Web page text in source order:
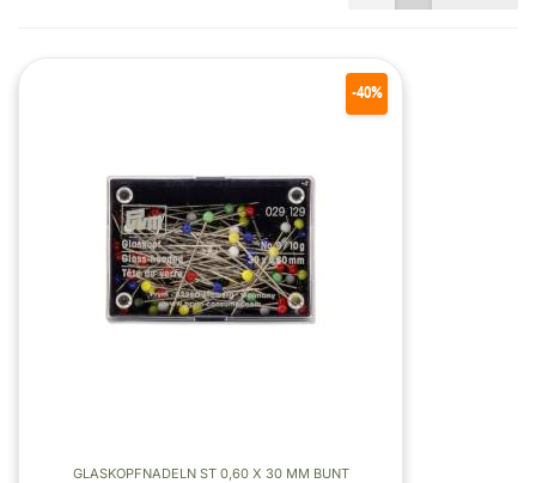
GLASKOPFNADELN ST 0,60 X 30 MM BUNT
-40%